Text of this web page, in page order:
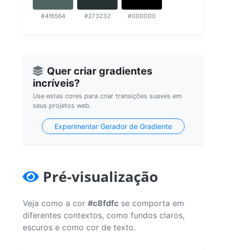
#4f6564 #273232 #000000
Quer criar gradientes
incríveis?
Use estas cores para criar transições suaves em
seus projetos web.
Experimentar Gerador de Gradiente
Pré-visualização
Veja como a cor #c8fdfc se comporta em
diferentes contextos, como fundos claros,
escuros e como cor de texto.